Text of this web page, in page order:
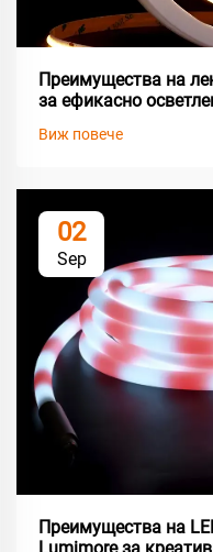
Преимущества на
за ефикасно
Виж повече
02
Sep
Преимущества на